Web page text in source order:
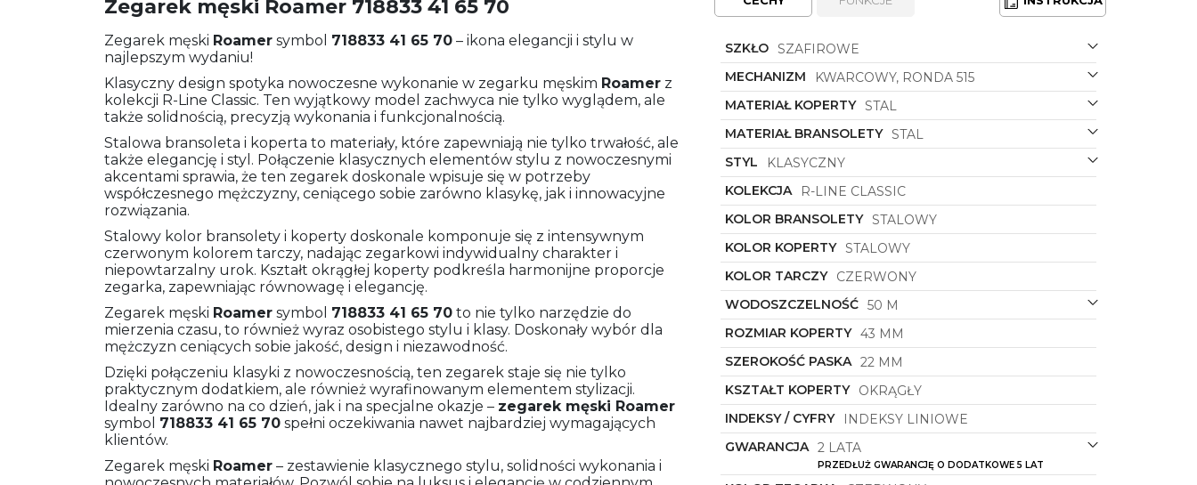
Zegarek męski Roamer 718833 41 65 70
Zegarek męski Roamer symbol 718833 41 65 70 – ikona elegancji i stylu w
najlepszym wydaniu!
Klasyczny design spotyka nowoczesne wykonanie w zegarku męskim Roamer z
kolekcji R-Line Classic. Ten wyjątkowy model zachwyca nie tylko wyglądem, ale
także solidnością, precyzją wykonania i funkcjonalnością.
Stalowa bransoleta i koperta to materiały, które zapewniają nie tylko trwałość, ale
także elegancję i styl. Połączenie klasycznych elementów stylu z nowoczesnymi
akcentami sprawia, że ten zegarek doskonale wpisuje się w potrzeby
współczesnego mężczyzny, ceniącego sobie zarówno klasykę, jak i innowacyjne
rozwiązania.
Stalowy kolor bransolety i koperty doskonale komponuje się z intensywnym
czerwonym kolorem tarczy, nadając zegarkowi indywidualny charakter i
niepowtarzalny urok. Kształt okrągłej koperty podkreśla harmonijne proporcje
zegarka, zapewniając równowagę i elegancję.
Zegarek męski Roamer symbol 718833 41 65 70 to nie tylko narzędzie do
mierzenia czasu, to również wyraz osobistego stylu i klasy. Doskonały wybór dla
mężczyzn ceniących sobie jakość, design i niezawodność.
Dzięki połączeniu klasyki z nowoczesnością, ten zegarek staje się nie tylko
praktycznym dodatkiem, ale również wyrafinowanym elementem stylizacji.
Idealny zarówno na co dzień, jak i na specjalne okazje – zegarek męski Roamer
symbol 718833 41 65 70 spełni oczekiwania nawet najbardziej wymagających
klientów.
Zegarek męski Roamer – zestawienie klasycznego stylu, solidności wykonania i
SZKŁO SZAFIROWE
MECHANIZM
KWARCOWY, RONDA 515
MATERIAŁ KOPERTY STAL
MATERIAŁ BRANSOLETY STAL
STYL
KLASYCZNY
KOLEKCJA
R-LINE CLASSIC
KOLOR BRANSOLETY STALOWY
KOLOR KOPERTY STALOWY
KOLOR TARCZY
CZERWONY
WODOSZCZELNOŚĆ 50 M
ROZMIAR KOPERTY 43 MM
SZEROKOŚĆ PASKA 22 MM
KSZTAŁT KOPERTY
OKRĄGŁY
INDEKSY / CYFRY
INDEKSY LINIOWE
GWARANCJA 2 LATA
PRZEDŁUŻ GWARANCJĘ O DODATKOWE 5 LAT